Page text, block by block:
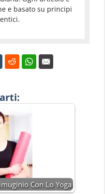
e basato su principi
Con Lo Yoga